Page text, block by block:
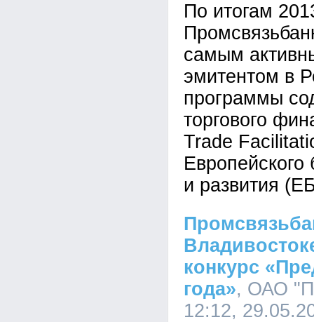
По итогам
самым
эмитентом в
программы
торгового
Trade
Европейского
и развития
конкурс
года», ОАО
12:12,